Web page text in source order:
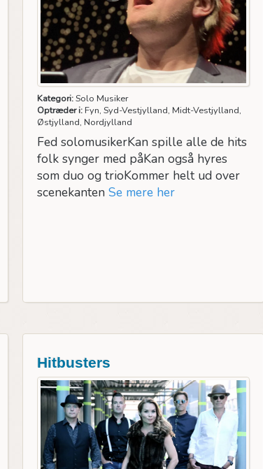
Kategori:Solo Musiker
Optræder i:Fyn, Syd-Vestjylland, Midt-Vestjylland,
Østjylland, Nordjylland
Fed solomusikerKan spille alle de hits
folk synger med påKan også hyres
som duo og trioKommer helt ud over
scenekanten Se mere her
Hitbusters